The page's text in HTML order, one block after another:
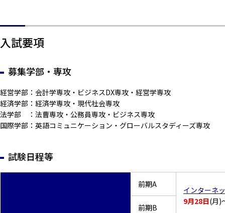
入試要項
募集学部・専攻
経営学部：会計学専攻・ビジネスDX専攻・経営学専攻
経済学部：経済学専攻・現代社会専攻
法学部 ：法曹専攻・公務員専攻・ビジネス専攻
国際学部：英語コミュニケーション・グローバルスタディーズ専攻
試験日程等
前期A
インターネ
9月28日(月)
前期B